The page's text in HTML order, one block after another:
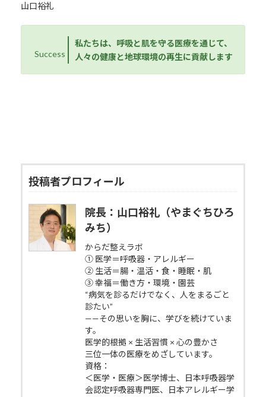
山口裕礼
Success
私たちは、呼吸と肌を守る医療を通じて、
人々の健康と地球環境の再生に貢献します
投稿者プロフィール
院長：山口裕礼（やまぐちひろ
みち）
からだ整えラボ
① 医学＝呼吸器・アレルギー
② 生活＝腸・温活・食・睡眠・肌
③ 幸福＝働き方・環境・園芸
“病気を診るだけでなく、人をまるごと
診たい”
——その思いを胸に、学びを続けていま
す。
医学的根拠 × 生活習慣 × 心の豊かさ
三位一体の医療をめざしています。
資格：
＜医学・医療＞医学博士、日本呼吸器学
会認定呼吸器専門医、日本アレルギー学